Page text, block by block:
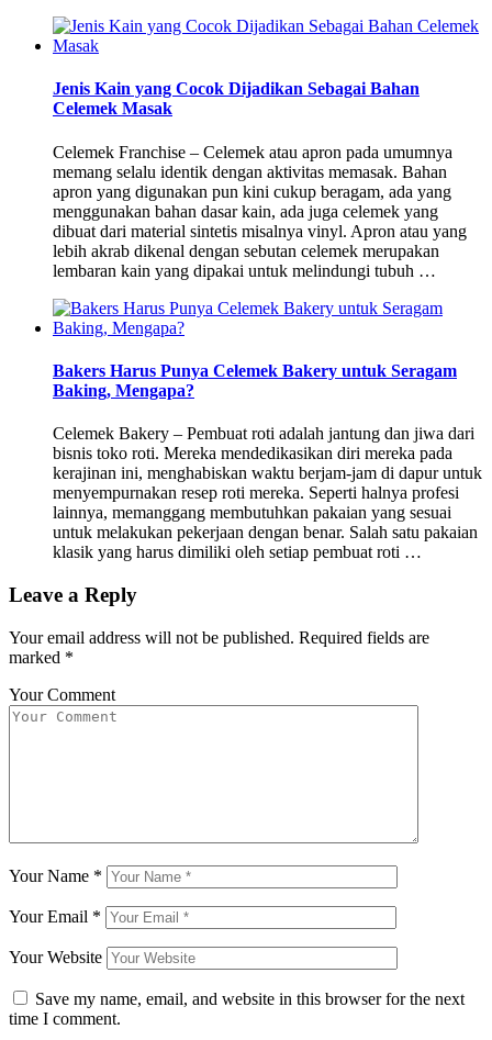
Jenis Kain yang Cocok Dijadikan Sebagai Bahan
Celemek Masak
Celemek Franchise – Celemek atau apron pada umumnya
memang selalu identik dengan aktivitas memasak. Bahan
apron yang digunakan pun kini cukup beragam, ada yang
menggunakan bahan dasar kain, ada juga celemek yang
dibuat dari material sintetis misalnya vinyl. Apron atau yang
lebih akrab dikenal dengan sebutan celemek merupakan
lembaran kain yang dipakai untuk melindungi tubuh …
Bakers Harus Punya Celemek Bakery untuk Seragam
Baking, Mengapa?
Celemek Bakery – Pembuat roti adalah jantung dan jiwa dari
bisnis toko roti. Mereka mendedikasikan diri mereka pada
kerajinan ini, menghabiskan waktu berjam-jam di dapur untuk
menyempurnakan resep roti mereka. Seperti halnya profesi
lainnya, memanggang membutuhkan pakaian yang sesuai
untuk melakukan pekerjaan dengan benar. Salah satu pakaian
klasik yang harus dimiliki oleh setiap pembuat roti …
Leave a Reply
Your email address will not be published. Required fields are
marked *
Your Comment
Your Name *
Your Email *
Your Website
Save my name, email, and website in this browser for the next
time I comment.